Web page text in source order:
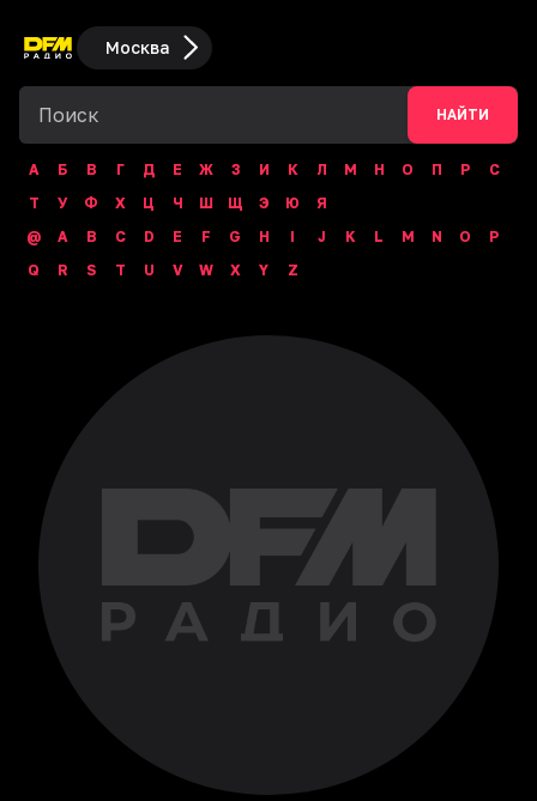
Москва
НАЙТИ
А Б В Г Д Е Ж З И К Л М Н О П Р
С
Т
У Ф Х Ц Ч Ш Щ Э Ю
Я
@
A B C D E F G H I J K L M N O
P
Q
R S T U V W X Y Z